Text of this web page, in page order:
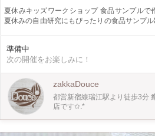
夏休みキッズワークショップ 食品サンプルで作る「パンケーキの小もの入れ」
夏休みの自由研究にもぴったりの食品サンプ
から体験していただきます。 通常のWSではな
準備中
次の開催をお楽しみに！
zakkaDouce
都営新宿線瑞江駅より徒歩3分
店です✩.*